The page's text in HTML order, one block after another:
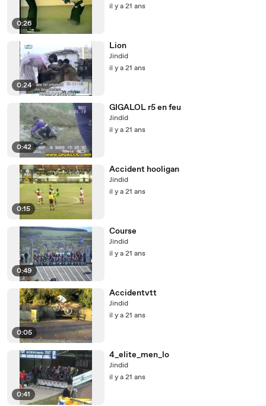
0:26
il y a 21 ans
0:24
Lion
Jindid
il y a 21 ans
0:42
GIGALOL r5 en feu
Jindid
il y a 21 ans
0:15
Accident hooligan
Jindid
il y a 21 ans
0:49
Course
Jindid
il y a 21 ans
0:05
Accidentvtt
Jindid
il y a 21 ans
0:41
4_elite_men_lo
Jindid
il y a 21 ans